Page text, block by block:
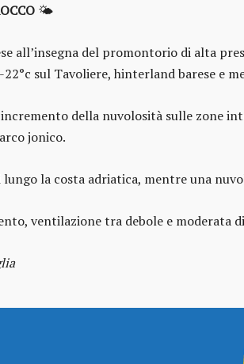
🌤️
all’insegna del promontorio di alta
sul Tavoliere, hinterland barese e
della nuvolosità sulle zone
jonico.
la costa adriatica, mentre una
ventilazione tra debole e moderata